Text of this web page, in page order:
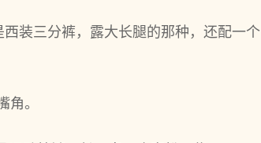
装三分裤，露大长腿的那种，还配一个
。